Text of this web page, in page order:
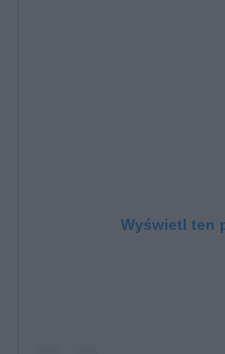
Wyświetl ten